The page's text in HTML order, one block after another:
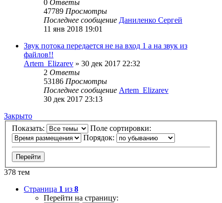
0 Ответы
47789 Просмотры
Последнее сообщение Даниленко Сергей
11 янв 2018 19:01
Звук потока передается не на вход 1 а на звук из
файлов!!
Artem_Elizarev » 30 дек 2017 22:32
2 Ответы
53186 Просмотры
Последнее сообщение Artem_Elizarev
30 дек 2017 23:13
Закрыто
Показать:
Поле сортировки:
Порядок:
378 тем
Страница 1 из 8
Перейти на страницу: